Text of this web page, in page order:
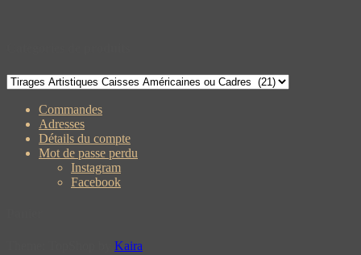
Commandes
Adresses
Détails du compte
Mot de passe perdu
Instagram
Facebook
Kaira